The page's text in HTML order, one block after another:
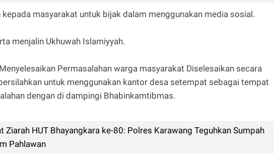
masyarakat untuk bijak dalam menggunakan media sosial.
menjalin Ukhuwah Islamiyyah.
Permasalahan warga masyarakat Diselesaikan secara
untuk menggunakan kantor desa setempat sebagai tempat
dengan di dampingi Bhabinkamtibmas.
Ziarah HUT Bhayangkara ke-80: Polres Karawang Teguhkan Sumpah
Pahlawan